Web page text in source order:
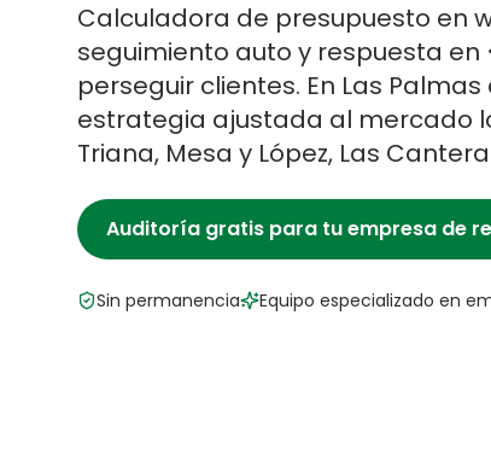
Calculadora de presupuesto en
seguimiento auto y respuesta en
perseguir clientes. En Las
estrategia ajustada al mercado
Triana, Mesa y López, Las
Auditoría gratis para tuempresa de
Sin permanencia Equipo especializado en